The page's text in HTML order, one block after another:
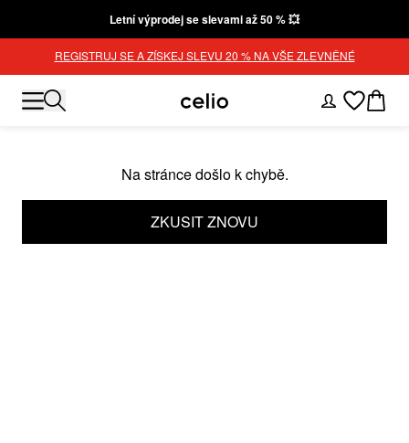
Letní výprodej se slevami až 50 % 💥
REGISTRUJ SE A ZÍSKEJ SLEVU 20 % NA VŠE ZLEVNĚNÉ
Na stránce došlo k chybě.
ZKUSIT ZNOVU